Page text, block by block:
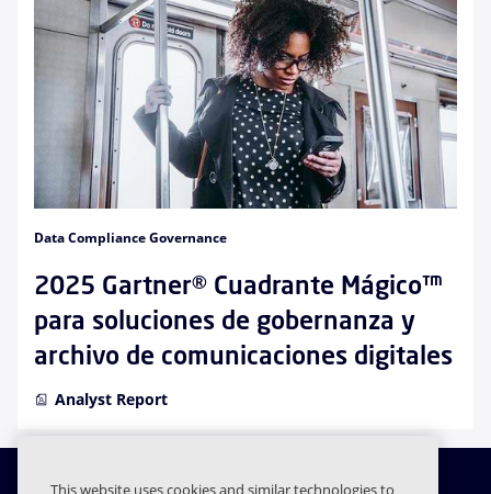
Data Compliance Governance
2025 Gartner® Cuadrante Mágico™
para soluciones de gobernanza y
archivo de comunicaciones digitales
Analyst Report
This website uses cookies and similar technologies to